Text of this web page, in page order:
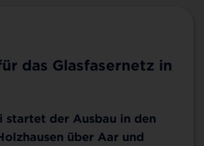
das Glasfasernetz in
startet der Ausbau in den
über Aar und